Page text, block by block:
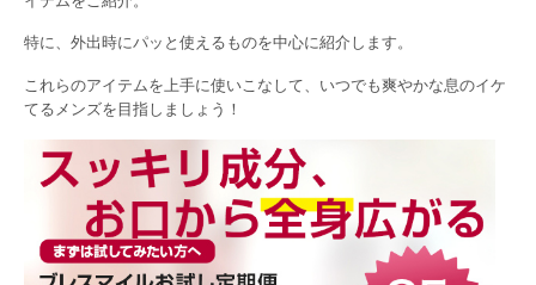
特に、外出時にパッと使えるものを中心に紹介します。
これらのアイテムを上手に使いこなして、いつでも爽やかな息のイケ
てるメンズを目指しましょう！